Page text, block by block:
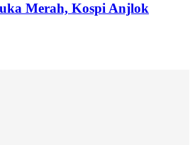
Merah, Kospi Anjlok